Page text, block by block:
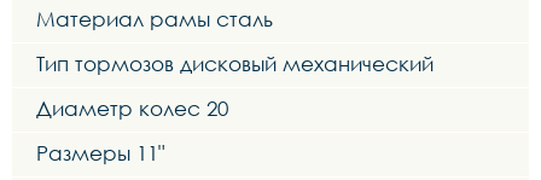
Материал рамы сталь
Тип тормозов дисковый механический
Диаметр колес 20
Размеры 11"